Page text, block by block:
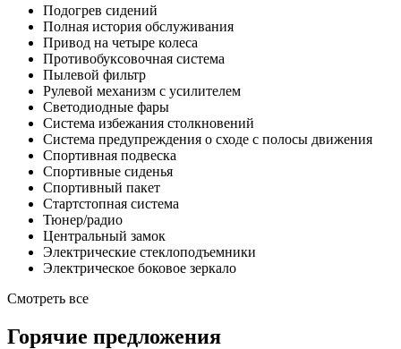
Подогрев сидений
Полная история обслуживания
Привод на четыре колеса
Противобуксовочная система
Пылевой фильтр
Рулевой механизм с усилителем
Светодиодные фары
Система избежания столкновений
Система предупреждения о сходе с полосы движения
Спортивная подвеска
Спортивные сиденья
Спортивный пакет
Стартстопная система
Тюнер/радио
Центральный замок
Электрические стеклоподъемники
Электрическое боковое зеркало
Смотреть все
Горячие предложения